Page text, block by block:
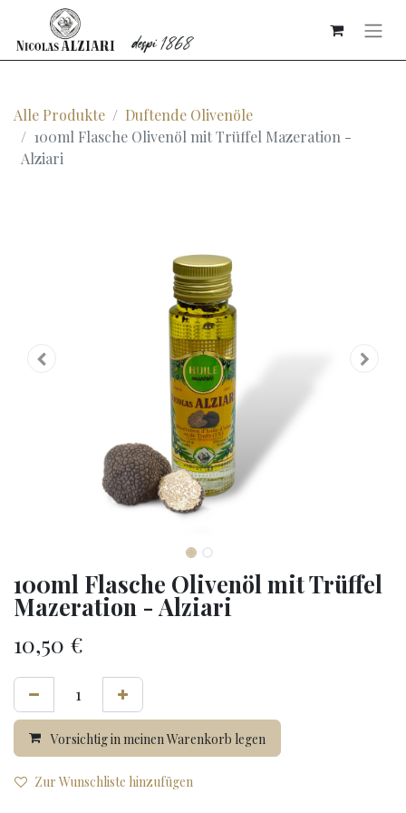
Alle Produkte
Duftende Olivenöle
100ml Flasche Olivenöl mit Trüffel Mazeration -
Alziari
100ml Flasche Olivenöl mit Trüffel
Mazeration - Alziari
10,50 €
Vorsichtig in meinen Warenkorb legen
Zur Wunschliste hinzufügen